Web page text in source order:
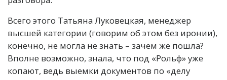
Всего этого Татьяна Луковецкая, менеджер
высшей категории (говорим об этом без иронии),
конечно, не могла не знать – зачем же пошла?
Вполне возможно, знала, что под «Рольф» уже
копают, ведь выемки документов по «делу